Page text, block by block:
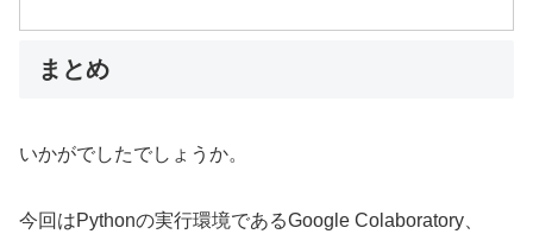
まとめ
いかがでしたでしょうか。
今回はPythonの実行環境であるGoogle Colaboratory、